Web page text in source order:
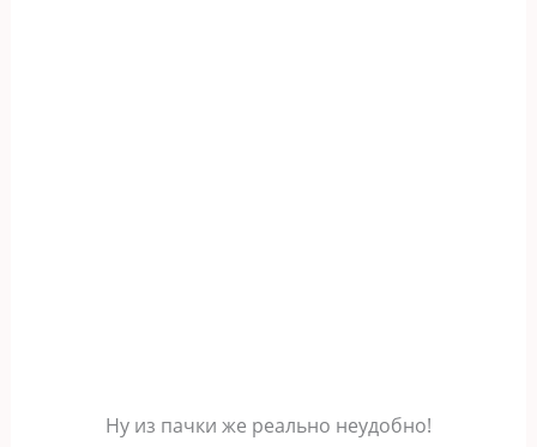
Ну из пачки же реально неудобно!